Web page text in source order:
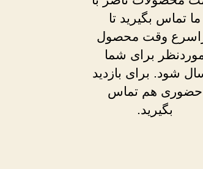
ما تماس بگیرید تا
وقت محصول
برای شما
شود. برای بازدید
حضوری هم تماس
بگیرید.